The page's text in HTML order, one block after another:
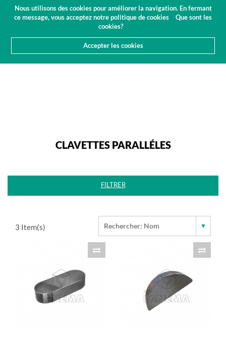
Nous utilisons des cookies pour améliorer la navigation. En fermant
ce message, vous acceptez notre politique de cookies
Que sont les
cookies?
Accepter les cookies
FR
Espace client
Budget(0)
CLAVETTES PARALLÉLES
CLAVETTES PARALLÉLES
FILTRER
3 Item(s)